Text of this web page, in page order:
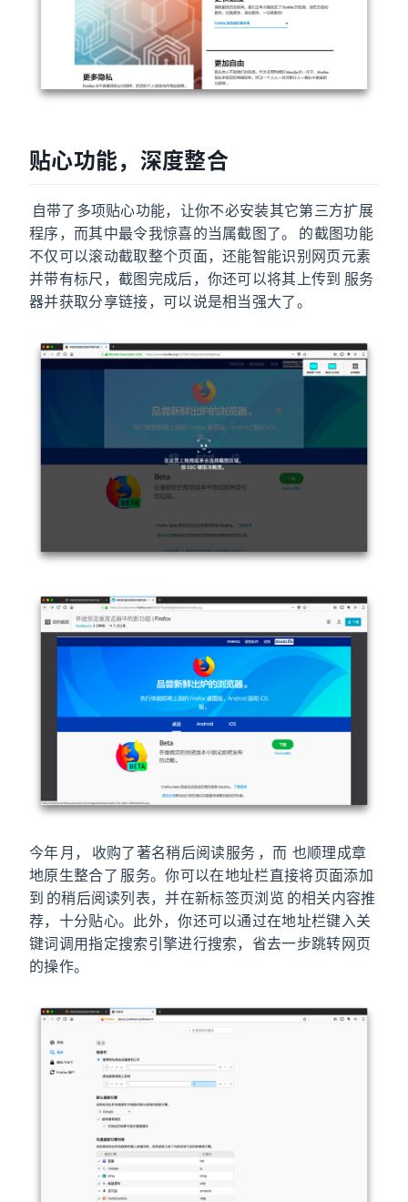
贴心功能，深度整合
Firefox 自带了多项贴心功能，让你不必安装其它第三方扩展
程序，而其中最令我惊喜的当属截图了。Firefox 的截图功能
不仅可以滚动截取整个页面，还能智能识别网页元素
并带有标尺，截图完成后，你还可以将其上传到 Firefox 服务
器并获取分享链接，可以说是相当强大了。
今年 2 月，Mozilla 收购了著名稍后阅读服务 Pocket，而 Firefox Quantum 也顺理成章
地原生整合了 Pocket 服务。你可以在地址栏直接将页面添加
到 Pocket 的稍后阅读列表，并在新标签页浏览 Pocket 的相关内容推
荐，十分贴心。此外，你还可以通过在地址栏键入关
键词调用指定搜索引擎进行搜索，省去一步跳转网页
的操作。